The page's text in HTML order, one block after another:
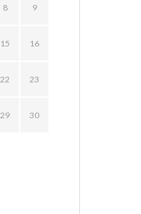
8 9
15 16
22 23
29 30